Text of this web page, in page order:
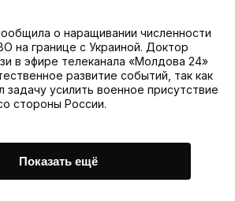
о наращивании численности
на границе с Украиной. Доктор
в эфире телеканала «Молдова 24»
развитие событий, так как
задачу усилить военное присутствие
стороны России.
Показать ещё